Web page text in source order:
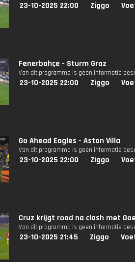
23-10-2025 22:00 Ziggo
Fenerbahçe - Sturm Graz
Van dit programma is geen informatie
23-10-2025 22:00 Ziggo
Go Ahead Eagles - Aston Villa
Van dit programma is geen informatie
23-10-2025 22:00 Ziggo
Cruz krijgt rood na clash met
Van dit programma is geen informatie
23-10-2025 21:45 Ziggo